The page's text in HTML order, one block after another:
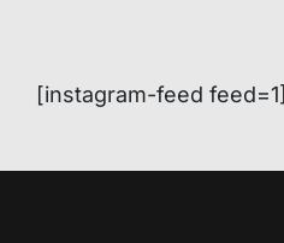
[instagram-feed feed=1]